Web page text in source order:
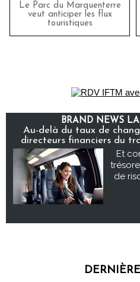
Le Parc du Marquenterre
veut anticiper les flux
touristiques
BRAND NEWS
Au-delà du taux de
directeurs financiers du
Et
de
DERNIÈRE